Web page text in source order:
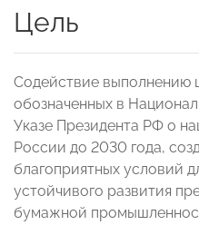
Цель
Cодействие выполнению
обозначенных в
Указе Президента РФ о
России до 2030 года,
благоприятных условий
устойчивого развития
бумажной